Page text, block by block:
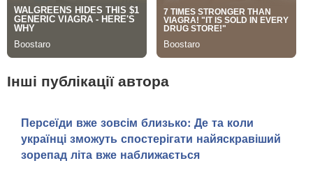
Інші публікації автора
Персеїди вже зовсім близько: Де та коли
українці зможуть спостерігати найяскравіший
зорепад літа вже наближається